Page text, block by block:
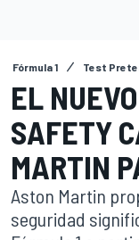
Fórmula 1 Test
EL
SAFETY
MARTIN
Aston Martin
seguridad